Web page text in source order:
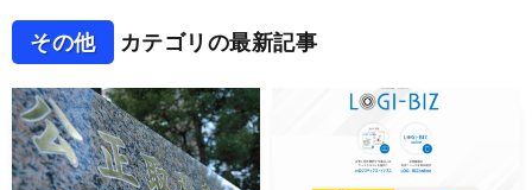
その他 カテゴリの最新記事